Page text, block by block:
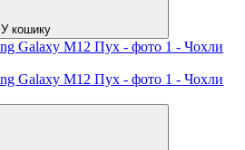
У кошику